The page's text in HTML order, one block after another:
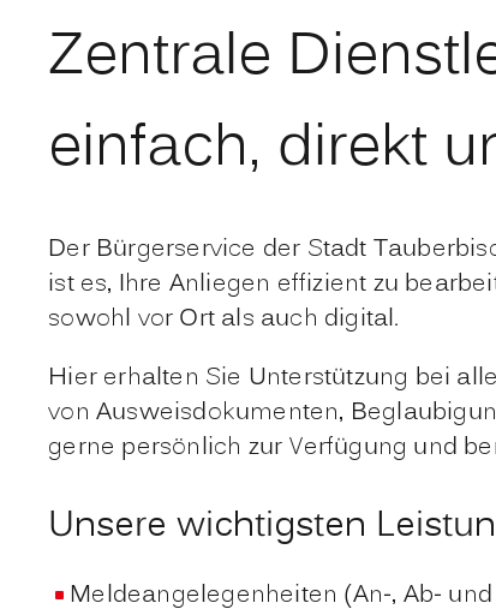
Zentrale
einfach, direkt
Der Bürgerservice der Stadt
ist es, Ihre Anliegen effizient zu
sowohl vor Ort als auch digital.
Hier erhalten Sie Unterstützung bei
von Ausweisdokumenten,
gerne persönlich zur Verfügung und
Unsere wichtigsten
Meldeangelegenheiten (An-, Ab-